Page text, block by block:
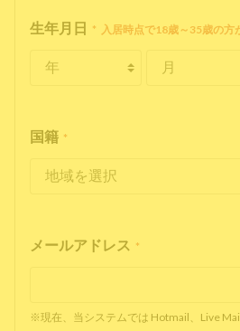
生年月日 * 入居時点で18歳～35歳の方
国籍 *
メールアドレス *
※現在、当システムでは Hotmail、Live